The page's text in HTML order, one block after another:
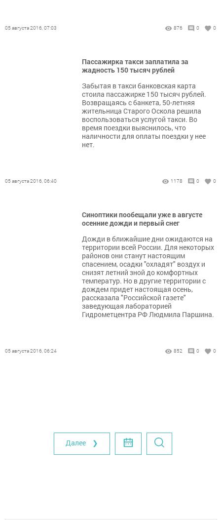
05 августа 2016, 07:03 876 0 0
Пассажирка такси заплатила за
жадность 150 тысяч рублей
Забытая в такси банковская карта
стоила пассажирке 150 тысяч рублей.
Возвращаясь с банкета, 50-летняя
жительница Старого Оскола решила
воспользоваться услугой такси. Во
время поездки выяснилось, что
наличности для оплаты поездки у нее
нет.
05 августа 2016, 06:40 1178 0 0
Синоптики пообещали уже в августе
осенние дожди и первый снег
Дожди в ближайшие дни ожидаются на
территории всей России. Для некоторых
районов они станут настоящим
спасением, осадки "охладят" воздух и
снизят летний зной до комфортных
температур. Но в другие территории с
дождем придет настоящая осень,
рассказала "Российской газете"
заведующая лабораторией
Гидрометцентра РФ Людмила Паршина.
05 августа 2016, 06:24 852 0 0
Далее ❯